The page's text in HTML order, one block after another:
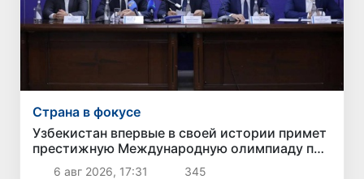
Страна в фокусе
Узбекистан впервые в своей истории примет
престижную Международную олимпиаду по
информатике IOI 2026
6 авг 2026, 17:31 345